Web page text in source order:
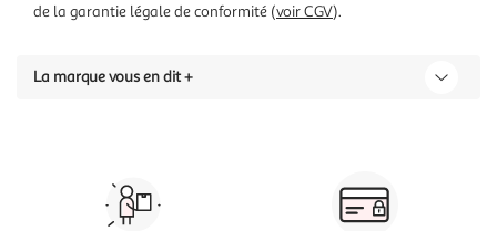
de la garantie légale de conformité (voir CGV).
La marque vous en dit +